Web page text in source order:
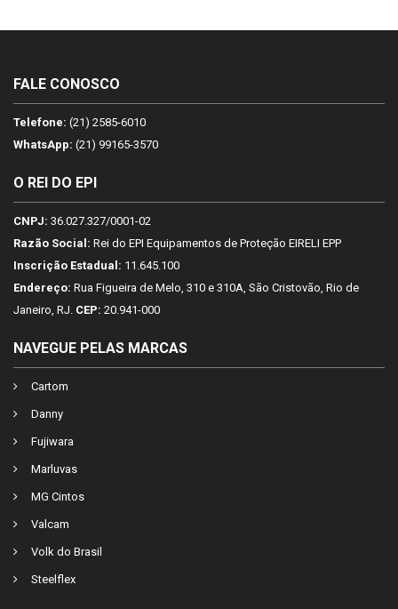
FALE CONOSCO
Telefone: (21) 2585-6010
WhatsApp: (21) 99165-3570
O REI DO EPI
CNPJ: 36.027.327/0001-02
Razão Social: Rei do EPI Equipamentos de Proteção EIRELI EPP
Inscrição Estadual: 11.645.100
Endereço: Rua Figueira de Melo, 310 e 310A, São Cristovão, Rio de
Janeiro, RJ. CEP: 20.941-000
NAVEGUE PELAS MARCAS
Cartom
Danny
Fujiwara
Marluvas
MG Cintos
Valcam
Volk do Brasil
Steelflex